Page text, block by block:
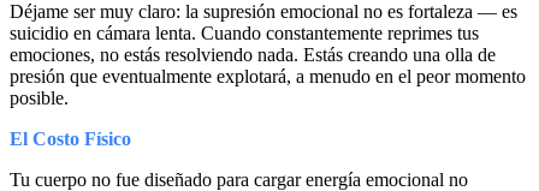
Déjame ser muy claro: la supresión emocional no es fortaleza — es
suicidio en cámara lenta. Cuando constantemente reprimes tus
emociones, no estás resolviendo nada. Estás creando una olla de
presión que eventualmente explotará, a menudo en el peor momento
posible.
El Costo Físico
Tu cuerpo no fue diseñado para cargar energía emocional no